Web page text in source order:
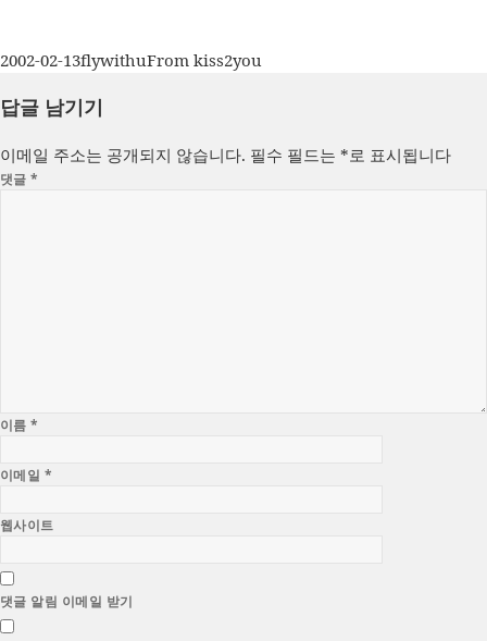
작
일
2002-02-13글
이
flywithu카
From kiss2you
답글 남기기
이메일 주소는 공개되지 않습니다. 필수 필드는 *로 표시됩니다
댓글*
이름*
이메일 *
웹사이트
댓글 알림 이메일 받기